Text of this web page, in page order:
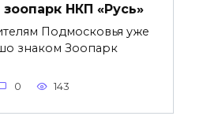
зоопарк НКП «Русь»
Подмосковья уже
знаком Зоопарк
0 143